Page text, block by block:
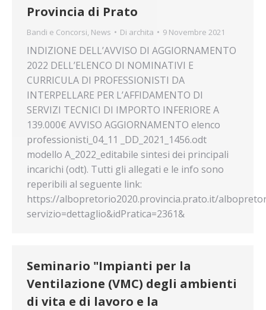
Provincia di Prato
Bandi e Concorsi, News Di archita 9 Novembre 2021
INDIZIONE DELL’AVVISO DI AGGIORNAMENTO
2022 DELL’ELENCO DI NOMINATIVI E
CURRICULA DI PROFESSIONISTI DA
INTERPELLARE PER L’AFFIDAMENTO DI
SERVIZI TECNICI DI IMPORTO INFERIORE A
139.000€ AVVISO AGGIORNAMENTO elenco
professionisti_04_11 _DD_2021_1456.odt
modello A_2022_editabile sintesi dei principali
incarichi (odt). Tutti gli allegati e le info sono
reperibili al seguente link:
https://albopretorio2020.provincia.prato.it/
servizio=dettaglio&idPratica=2361&
Seminario "Impianti per la
Ventilazione (VMC) degli ambienti
di vita e di lavoro e la